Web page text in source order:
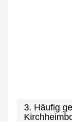
3. Häufig